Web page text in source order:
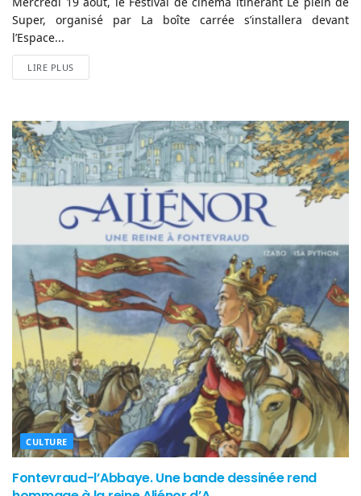
Super, organisé par La boîte carrée s’installera devant
l’Espace...
LIRE PLUS
CULTURE
Fontevraud-l’Abbaye. Une bande dessinée rend